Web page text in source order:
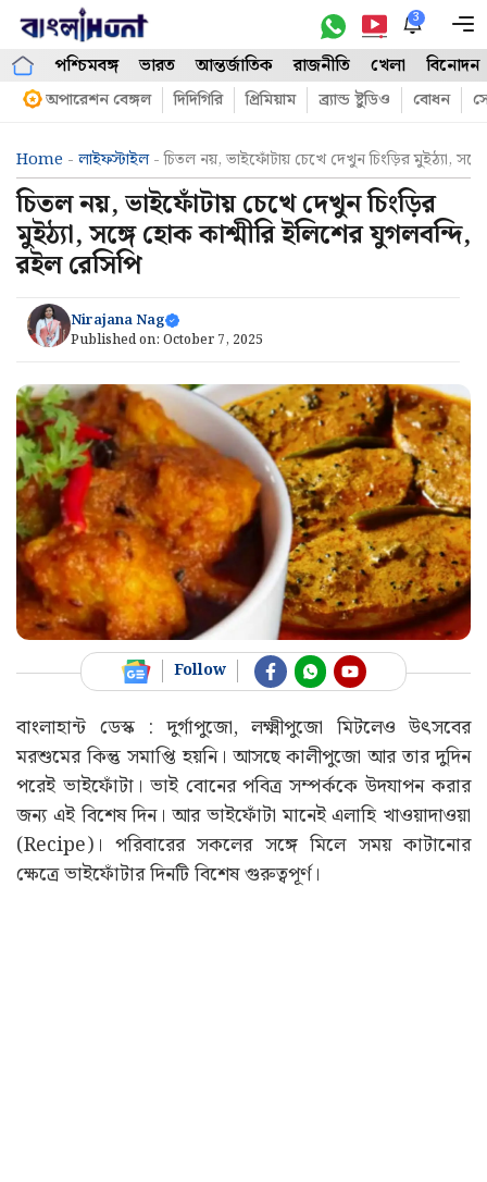
Skip
content
3
পশ্চিমবঙ্গ ভারত আন্তর্জাতিক রাজনীতি খেলা বিনোদন
অপারেশন বেঙ্গল দিদিগিরি প্রিমিয়াম ব্র্যান্ড ষ্টুডিও বোধন
Home - লাইফস্টাইল-চিতল নয়, ভাইফোঁটায় চেখে দেখুন চিংড়ির মুইঠ্যা,
চিতল নয়, ভাইফোঁটায় চেখে দেখুন চিংড়ির
মুইঠ্যা, সঙ্গে হোক কাশ্মীরি ইলিশের যুগলবন্দি,
রইল রেসিপি
Nirajana Nag
Published on: October 7, 2025
Follow
বাংলাহান্ট ডেস্ক : দুর্গাপুজো, লক্ষ্মীপুজো মিটলেও উৎসবের
মরশুমের কিন্তু সমাপ্তি হয়নি। আসছে কালীপুজো আর তার দুদিন
পরেই ভাইফোঁটা। ভাই বোনের পবিত্র সম্পর্ককে উদযাপন করার
জন্য এই বিশেষ দিন। আর ভাইফোঁটা মানেই এলাহি খাওয়াদাওয়া
(Recipe)। পরিবারের সকলের সঙ্গে মিলে সময় কাটানোর
ক্ষেত্রে ভাইফোঁটার দিনটি বিশেষ গুরুত্বপূর্ণ।